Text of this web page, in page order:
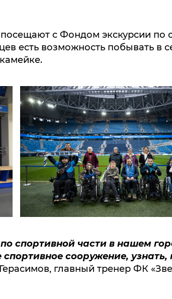
с Фондом экскурсии по
есть возможность побывать в
спортивной части в нашем
сооружение, узнать,
главный тренер ФК